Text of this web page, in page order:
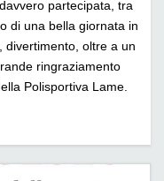
partecipata, tra
di una bella giornata in
divertimento, oltre a un
ringraziamento
Polisportiva Lame.